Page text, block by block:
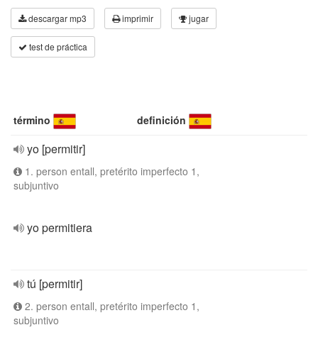
descargar mp3 imprimir jugar
test de práctica
término definición
yo [permitir]
1. person entall, pretérito imperfecto 1,
subjuntivo
yo permitiera
tú [permitir]
2. person entall, pretérito imperfecto 1,
subjuntivo